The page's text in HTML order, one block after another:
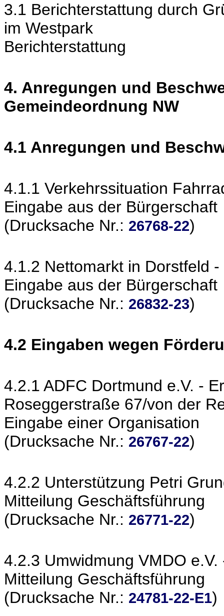
3.1 Berichterstattung durch
im Westpark
Berichterstattung
4. Anregungen und
Gemeindeordnung NW
4.1 Anregungen und
4.1.1 Verkehrssituation
Eingabe aus der Bürgerschaft
(Drucksache Nr.: 26768-22)
4.1.2 Nettomarkt in Dorstfeld
Eingabe aus der Bürgerschaft
(Drucksache Nr.: 26832-23)
4.2 Eingaben wegen
4.2.1 ADFC Dortmund e.V. -
Roseggerstraße 67/von der
Eingabe einer Organisation
(Drucksache Nr.: 26767-22)
4.2.2 Unterstützung Petri
Mitteilung Geschäftsführung
(Drucksache Nr.: 26771-22)
4.2.3 Umwidmung VMDO
Mitteilung Geschäftsführung
(Drucksache Nr.: 24781-22-E1)